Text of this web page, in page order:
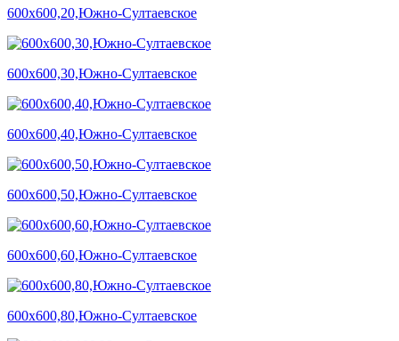
600х600,20,Южно-Султаевское
600х600,30,Южно-Султаевское
600х600,40,Южно-Султаевское
600х600,50,Южно-Султаевское
600х600,60,Южно-Султаевское
600х600,80,Южно-Султаевское